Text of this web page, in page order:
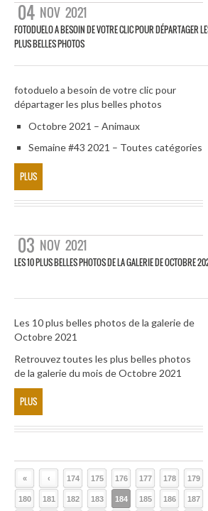
04 NOV 2021
FOTODUELO A BESOIN DE VOTRE CLIC POUR DÉPARTAGER
PLUS BELLES PHOTOS
fotoduelo a besoin de votre clic pour
départager les plus belles photos
Octobre 2021 – Animaux
Semaine #43 2021 – Toutes catégories
PLUS
03 NOV 2021
LES 10 PLUS BELLES PHOTOS DE LA GALERIE DE OCTOBRE
Les 10 plus belles photos de la galerie de
Octobre 2021
Retrouvez toutes les plus belles photos
de la galerie du mois de Octobre 2021
PLUS
« ‹ 174 175 176 177 178 179
180 181 182 183 184 185 186 187